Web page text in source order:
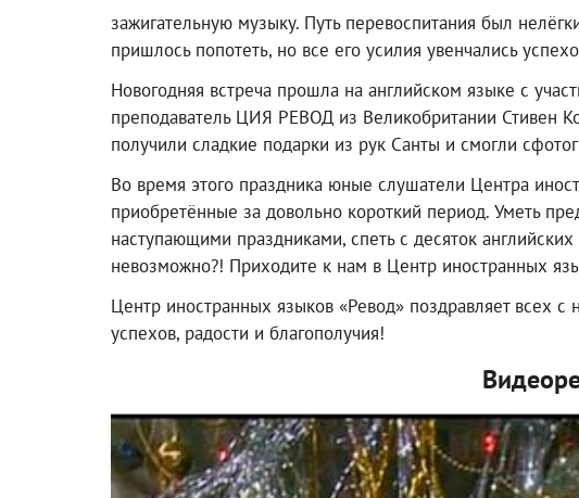
зажигательную музыку. Путь перевоспитания был
пришлось попотеть, но все его усилия увенчались
Новогодняя встреча прошла на английском языке с
преподаватель ЦИЯ РЕВОД из Великобритании Стивен
получили сладкие подарки из рук Санты и смогли
Во время этого праздника юные слушатели Центра
приобретённые за довольно короткий период. Уметь
наступающими праздниками, спеть с десяток
невозможно?! Приходите к нам в Центр иностранных
Центр иностранных языков «Ревод» поздравляет
успехов, радости и благополучия!